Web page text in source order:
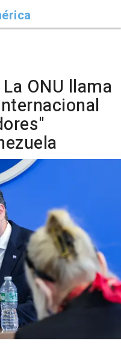
ONU llama